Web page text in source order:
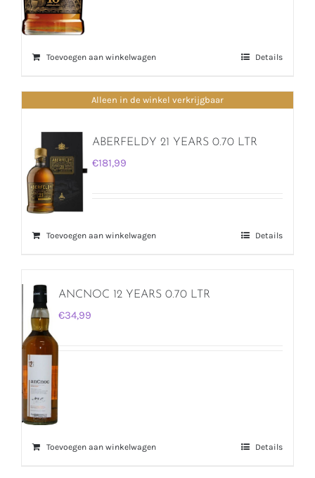
Toevoegen aan winkelwagen Details
Alleen in de winkel verkrijgbaar
ABERFELDY 21 YEARS 0.70 LTR
€181,99
Toevoegen aan winkelwagen Details
ANCNOC 12 YEARS 0.70 LTR
€34,99
Toevoegen aan winkelwagen Details